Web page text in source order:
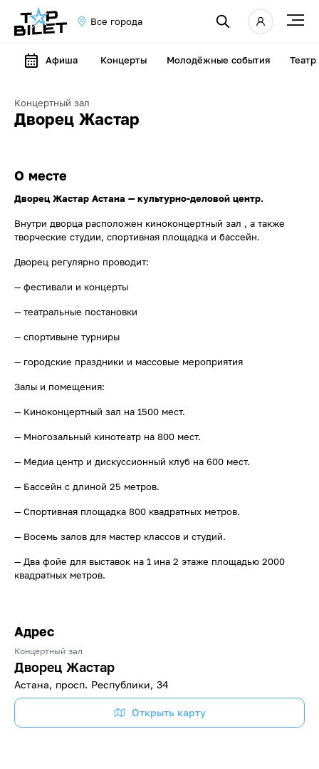
Все города
Афиша Концерты Молодёжные события Театр
Концертный зал
Дворец Жастар
О месте
Дворец Жастар Астана — культурно-деловой центр.
Внутри дворца расположен киноконцертный зал , а также
творческие студии, спортивная площадка и бассейн.
Дворец регулярно проводит:
— фестивали и концерты
— театральные постановки
— спортивыне турниры
— городские праздники и массовые мероприятия
Залы и помещения:
— Киноконцертный зал на 1500 мест.
— Многозальный кинотеатр на 800 мест.
— Медиа центр и дискуссионный клуб на 600 мест.
— Бассейн с длиной 25 метров.
— Спортивная площадка 800 квадратных метров.
— Восемь залов для мастер классов и студий.
— Два фойе для выставок на 1 ина 2 этаже площадью 2000
квадратных метров.
Адрес
Концертный зал
Дворец Жастар
Астана, просп. Республики, 34
Открыть карту